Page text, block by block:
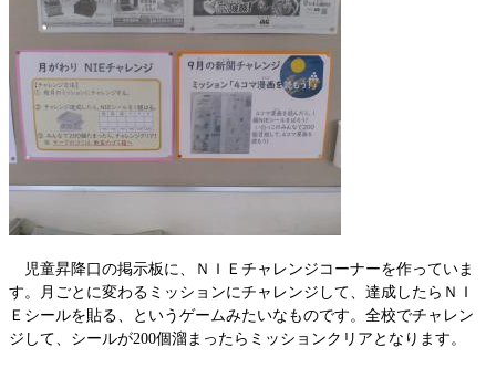
児童昇降口の掲示板に、ＮＩＥチャレンジコーナーを作っていま
す。月ごとに変わるミッションにチャレンジして、達成したらＮＩ
Ｅシールを貼る、というゲームみたいなものです。全校でチャレン
ジして、シールが200個溜まったらミッションクリアとなります。